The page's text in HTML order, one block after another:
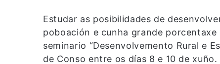
Estudar as posibilidades de
poboación e cunha grande
seminario “Desenvolvemento Rural e
de Conso entre os días 8 e 10 de